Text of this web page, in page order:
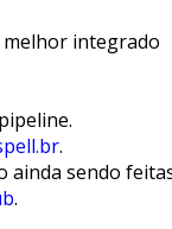
integrado
.
ainda sendo
.